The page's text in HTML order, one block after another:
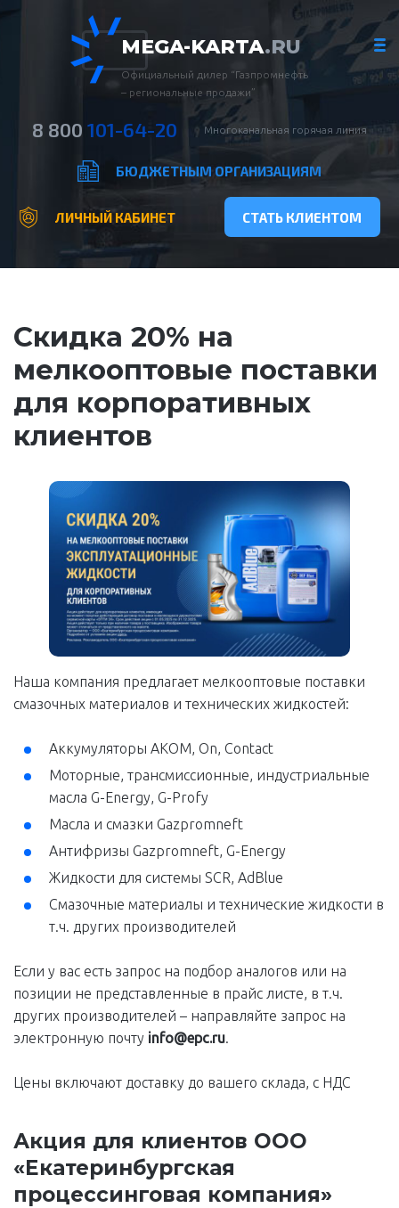
MEGA-KARTA.RU
Официальный дилер “Газпромнефть
– региональные продажи”
8 800 101-64-20 Многоканальная горячая линия
БЮДЖЕТНЫМ ОРГАНИЗАЦИЯМ
ЛИЧНЫЙ КАБИНЕТ СТАТЬ КЛИЕНТОМ
Скидка 20% на
мелкооптовые поставки
для корпоративных
клиентов
Наша компания предлагает мелкооптовые поставки
смазочных материалов и технических жидкостей:
Аккумуляторы АКОМ, On, Contact
Моторные, трансмиссионные, индустриальные
масла G-Energy, G-Profy
Масла и смазки Gazpromneft
Антифризы Gazpromneft, G-Energy
Жидкости для системы SCR, AdBlue
Cмазочные материалы и техническиe жидкости в
т.ч. других производителей
Если у вас есть запрос на подбор аналогов или на
позиции не представленные в прайс листе, в т.ч.
других производителей – направляйте запрос на
электронную почту info@epc.ru.
Цены включают доставку до вашего склада, с НДС
Акция для клиентов ООО
«Екатеринбургская
процессинговая компания»